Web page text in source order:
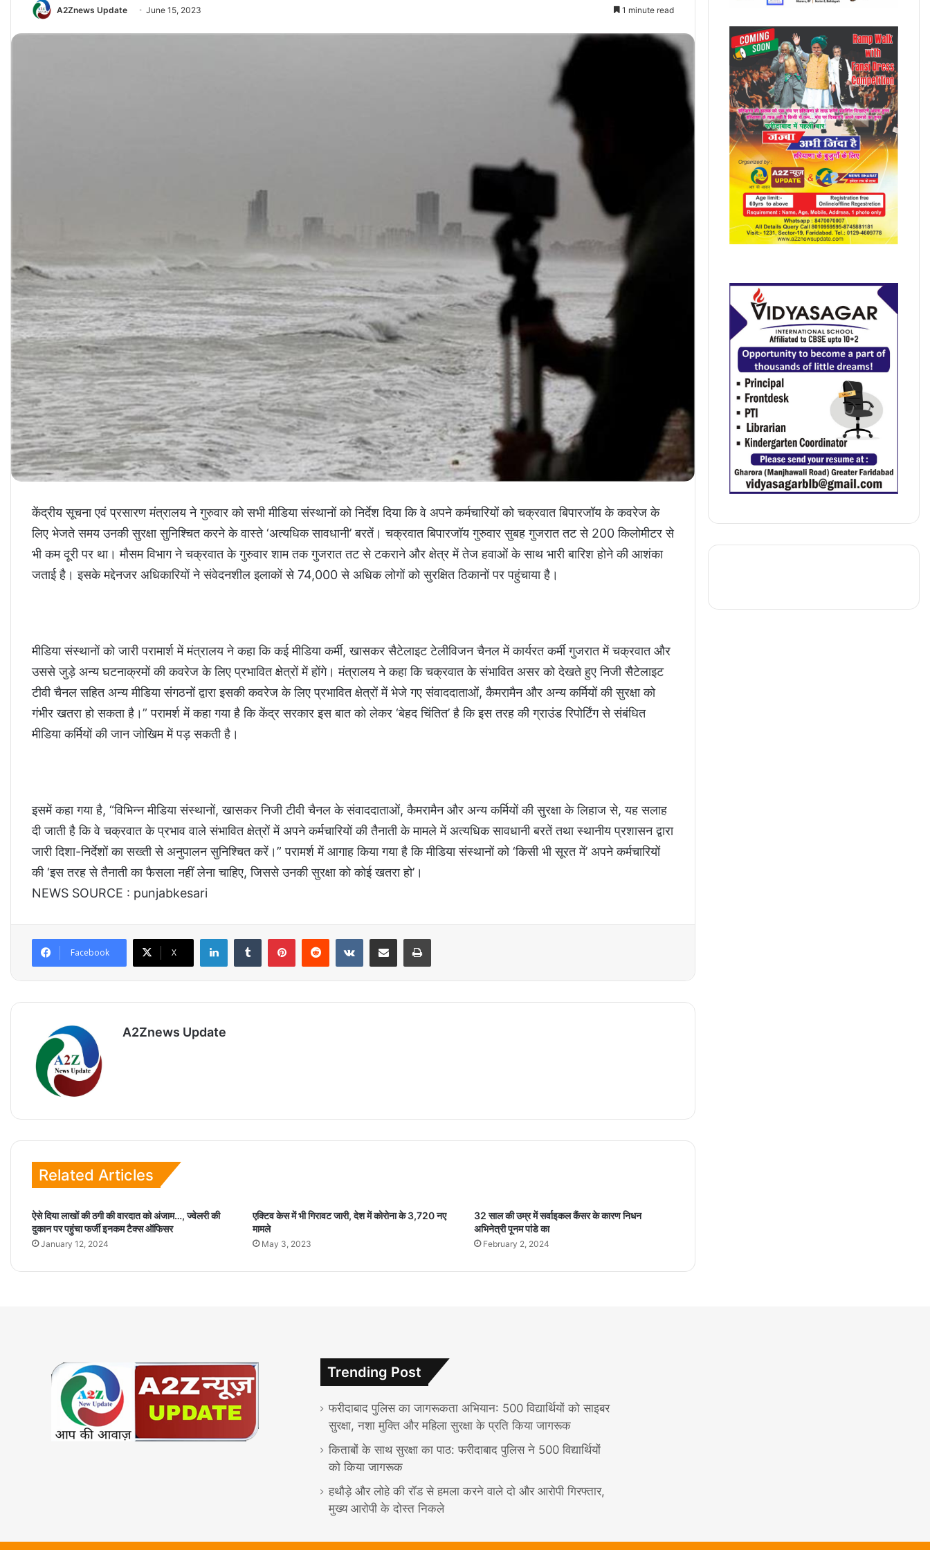
A2Znews Update June 15, 2023 1 minute read
केंद्रीय सूचना एवं प्रसारण मंत्रालय ने गुरुवार को सभी मीडिया संस्थानों को निर्देश दिया कि वे अपने कर्मचारियों को चक्रवात बिपारजॉय के कवरेज के
लिए भेजते समय उनकी सुरक्षा सुनिश्चित करने के वास्ते ‘अत्यधिक सावधानी’ बरतें। चक्रवात बिपारजॉय गुरुवार सुबह गुजरात तट से 200 किलोमीटर से
भी कम दूरी पर था। मौसम विभाग ने चक्रवात के गुरुवार शाम तक गुजरात तट से टकराने और क्षेत्र में तेज हवाओं के साथ भारी बारिश होने की आशंका
जताई है। इसके मद्देनजर अधिकारियों ने संवेदनशील इलाकों से 74,000 से अधिक लोगों को सुरक्षित ठिकानों पर पहुंचाया है।
मीडिया संस्थानों को जारी परामार्श में मंत्रालय ने कहा कि कई मीडिया कर्मी, खासकर सैटेलाइट टेलीविजन चैनल में कार्यरत कर्मी गुजरात में चक्रवात और
उससे जुड़े अन्य घटनाक्रमों की कवरेज के लिए प्रभावित क्षेत्रों में होंगे। मंत्रालय ने कहा कि चक्रवात के संभावित असर को देखते हुए निजी सैटेलाइट
टीवी चैनल सहित अन्य मीडिया संगठनों द्वारा इसकी कवरेज के लिए प्रभावित क्षेत्रों में भेजे गए संवाददाताओं, कैमरामैन और अन्य कर्मियों की सुरक्षा को
गंभीर खतरा हो सकता है।” परामर्श में कहा गया है कि केंद्र सरकार इस बात को लेकर ‘बेहद चिंतित’ है कि इस तरह की ग्राउंड रिपोर्टिंग से संबंधित
मीडिया कर्मियों की जान जोखिम में पड़ सकती है।
इसमें कहा गया है, “विभिन्न मीडिया संस्थानों, खासकर निजी टीवी चैनल के संवाददाताओं, कैमरामैन और अन्य कर्मियों की सुरक्षा के लिहाज से, यह सलाह
दी जाती है कि वे चक्रवात के प्रभाव वाले संभावित क्षेत्रों में अपने कर्मचारियों की तैनाती के मामले में अत्यधिक सावधानी बरतें तथा स्थानीय प्रशासन द्वारा
जारी दिशा-निर्देशों का सख्ती से अनुपालन सुनिश्चित करें।” परामर्श में आगाह किया गया है कि मीडिया संस्थानों को ‘किसी भी सूरत में’ अपने कर्मचारियों
की ‘इस तरह से तैनाती का फैसला नहीं लेना चाहिए, जिससे उनकी सुरक्षा को कोई खतरा हो’।
NEWS SOURCE : punjabkesari
Facebook X
A2Znews Update
Related Articles
ऐसे दिया लाखों की ठगी की वारदात को अंजाम…, ज्वेलरी की
दुकान पर पहुंचा फर्जी इनकम टैक्स ऑफिसर
January 12, 2024
एक्टिव केस में भी गिरावट जारी, देश में कोरोना के 3,720 नए
मामले
May 3, 2023
32 साल की उम्र में सर्वाइकल कैंसर के कारण निधन
अभिनेत्री पूनम पांडे का
February 2, 2024
Trending Post
फरीदाबाद पुलिस का जागरूकता अभियान: 500 विद्यार्थियों को साइबर
सुरक्षा, नशा मुक्ति और महिला सुरक्षा के प्रति किया जागरूक
किताबों के साथ सुरक्षा का पाठ: फरीदाबाद पुलिस ने 500 विद्यार्थियों
को किया जागरूक
हथौड़े और लोहे की रॉड से हमला करने वाले दो और आरोपी गिरफ्तार,
मुख्य आरोपी के दोस्त निकले